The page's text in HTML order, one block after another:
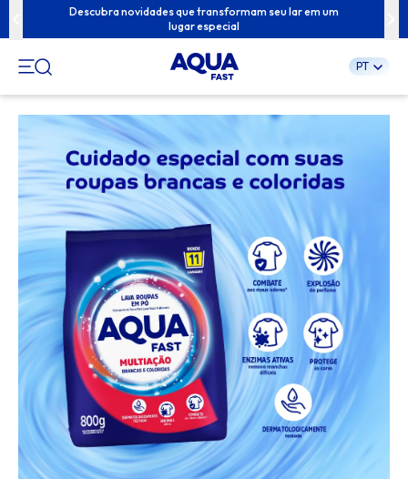
conteúdo
Descubra novidades que transformam seu lar em um
lugar especial
PT